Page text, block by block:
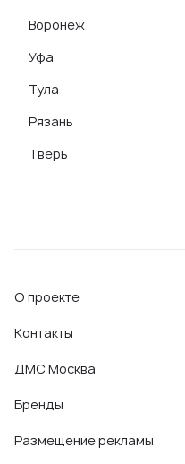
Воронеж
Уфа
Тула
Рязань
Тверь
О проекте
Контакты
ДМС Москва
Бренды
Размещение рекламы